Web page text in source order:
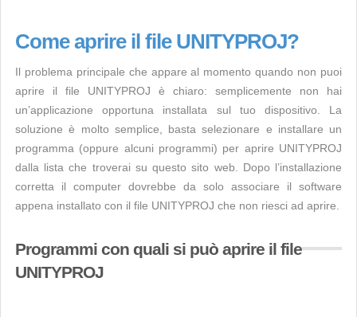
Come aprire il file UNITYPROJ?
Il problema principale che appare al momento quando non puoi
aprire il file UNITYPROJ è chiaro: semplicemente non hai
un’applicazione opportuna installata sul tuo dispositivo. La
soluzione è molto semplice, basta selezionare e installare un
programma (oppure alcuni programmi) per aprire UNITYPROJ
dalla lista che troverai su questo sito web. Dopo l’installazione
corretta il computer dovrebbe da solo associare il software
appena installato con il file UNITYPROJ che non riesci ad aprire.
Programmi con quali si può aprire il file
UNITYPROJ